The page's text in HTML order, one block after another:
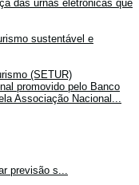
das urnas eletrônicas que
sustentável e
(SETUR)
promovido pelo Banco
Associação Nacional...
previsão s...